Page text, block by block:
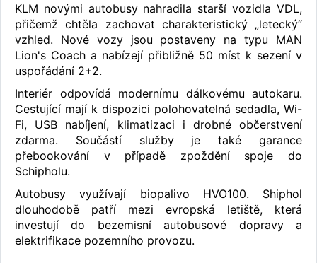
KLM novými autobusy nahradila starší vozidla VDL,
přičemž chtěla zachovat charakteristický „letecký“
vzhled. Nové vozy jsou postaveny na typu MAN
Lion's Coach a nabízejí přibližně 50 míst k sezení v
uspořádání 2+2.
Interiér odpovídá modernímu dálkovému autokaru.
Cestující mají k dispozici polohovatelná sedadla, Wi-
Fi, USB nabíjení, klimatizaci i drobné občerstvení
zdarma. Součástí služby je také garance
přebookování v případě zpoždění spoje do
Schipholu.
Autobusy využívají biopalivo HVO100. Shiphol
dlouhodobě patří mezi evropská letiště, která
investují do bezemisní autobusové dopravy a
elektrifikace pozemního provozu.